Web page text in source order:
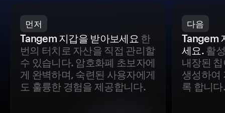
먼저
Tangem 지갑을 받아보세요 한
번의 터치로 자산을 직접 관리할
수 있습니다. 암호화폐 초보자에
게 완벽하며, 숙련된 사용자에게
도 훌륭한 경험을 제공합니다.
다음
Tangem
세요.활
내장된
생성하여
록 합니다.